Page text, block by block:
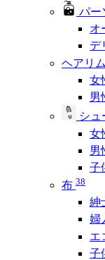
パー
オ
デ
ヘアリ
女
男
シュ
女
男
子
布 38
紳
婦
エ
子